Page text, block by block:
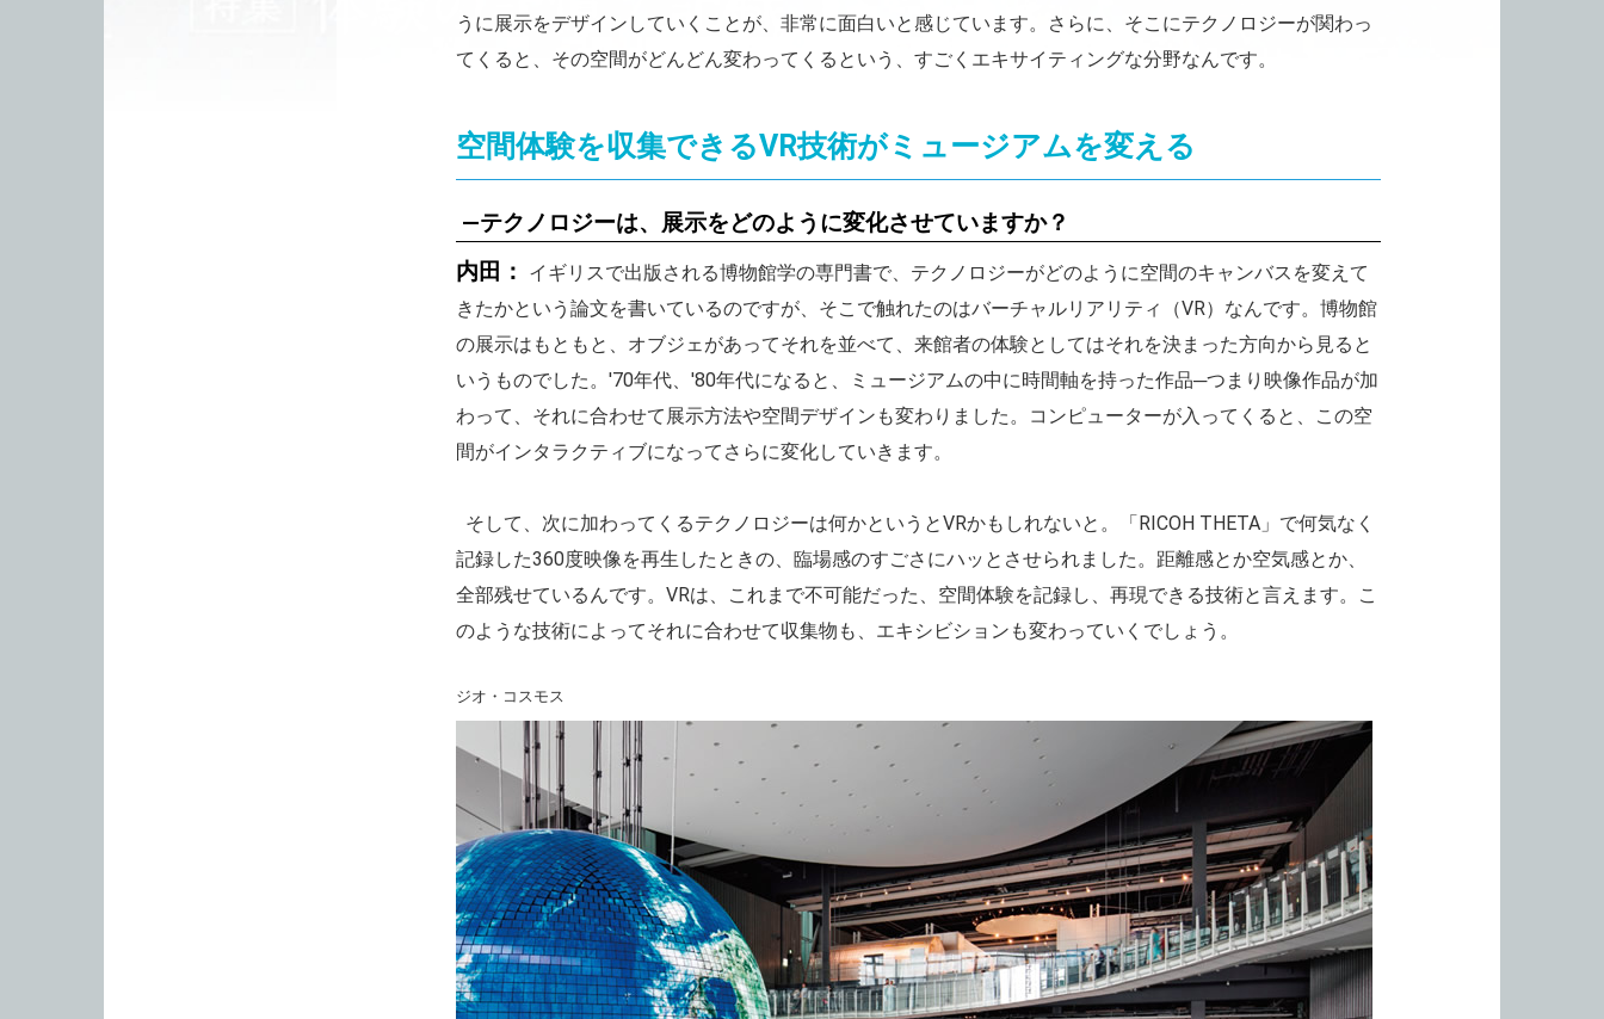
うに展示をデザインしていくことが、非常に面白いと感じています。さらに、そこにテクノロジーが関わっ
てくると、その空間がどんどん変わってくるという、すごくエキサイティングな分野なんです。
空間体験を収集できるVR技術がミュージアムを変える
—テクノロジーは、展示をどのように変化させていますか？
内田：
イギリスで出版される博物館学の専門書で、テクノロジーがどのように空間のキャンバスを変えて
きたかという論文を書いているのですが、そこで触れたのはバーチャルリアリティ（VR）なんです。博物館
の展示はもともと、オブジェがあってそれを並べて、来館者の体験としてはそれを決まった方向から見ると
いうものでした。'70年代、'80年代になると、ミュージアムの中に時間軸を持った作品─つまり映像作品が加
わって、それに合わせて展示方法や空間デザインも変わりました。コンピューターが入ってくると、この空
間がインタラクティブになってさらに変化していきます。
そして、次に加わってくるテクノロジーは何かというとVRかもしれないと。「RICOH THETA」で何気なく
記録した360度映像を再生したときの、臨場感のすごさにハッとさせられました。距離感とか空気感とか、
全部残せているんです。VRは、これまで不可能だった、空間体験を記録し、再現できる技術と言えます。こ
のような技術によってそれに合わせて収集物も、エキシビションも変わっていくでしょう。
ジオ・コスモス